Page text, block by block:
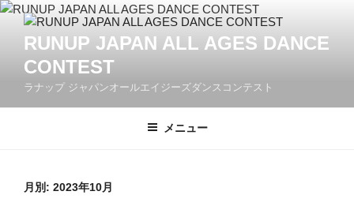
コ
RUNUP JAPAN ALL AGES DANCE
CONTEST
ラナップ ジャパンオールエイジーズダンスコンテスト
メニュー
月別: 2023年10月